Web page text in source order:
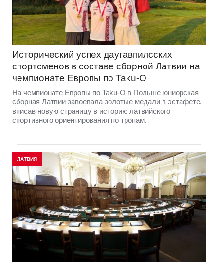
Исторический успех даугавпилсских
спортсменов в составе сборной Латвии на
чемпионате Европы по Taku-O
На чемпионате Европы по Taku-O в Польше юниорская
сборная Латвии завоевала золотые медали в эстафете,
вписав новую страницу в историю латвийского
спортивного ориентирования по тропам.
ЛАТВИЯ